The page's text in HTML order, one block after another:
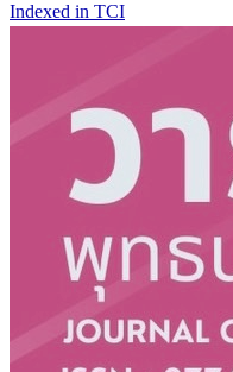
Indexed in TCI